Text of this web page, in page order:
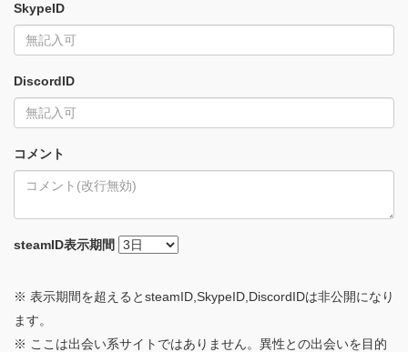
SkypeID
DiscordID
コメント
steamID表示期間
※ 表示期間を超えるとsteamID,SkypeID,DiscordIDは非公開になり
ます。
※ ここは出会い系サイトではありません。異性との出会いを目的